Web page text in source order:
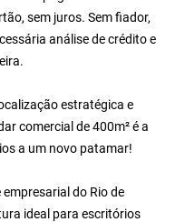
sem juros. Sem fiador,
análise de crédito e
estratégica e
comercial de 400m² é a
a um novo patamar!
do Rio de
ideal para escritórios